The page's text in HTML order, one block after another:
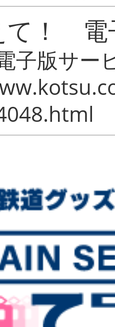
て！ 電
子版サー